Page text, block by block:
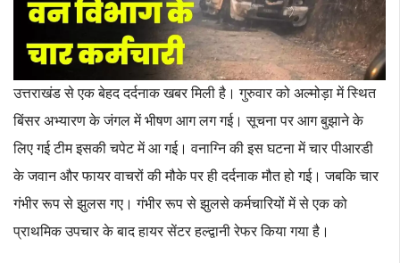
उत्तराखंड से एक बेहद दर्दनाक खबर मिली है। गुरुवार को अल्मोड़ा में स्थित
बिंसर अभ्यारण के जंगल में भीषण आग लग गई। सूचना पर आग बुझाने के
लिए गई टीम इसकी चपेट में आ गई। वनाग्नि की इस घटना में चार पीआरडी
के जवान और फायर वाचरों की मौके पर ही दर्दनाक मौत हो गई। जबकि चार
गंभीर रूप से झुलस गए। गंभीर रूप से झुलसे कर्मचारियों में से एक को
प्राथमिक उपचार के बाद हायर सेंटर हल्द्वानी रेफर किया गया है।